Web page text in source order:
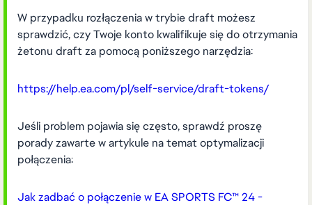
W przypadku rozłączenia w trybie draft możesz
sprawdzić, czy Twoje konto kwalifikuje się do otrzymania
żetonu draft za pomocą poniższego narzędzia:
https://help.ea.com/pl/self-service/draft-tokens/
Jeśli problem pojawia się często, sprawdź proszę
porady zawarte w artykule na temat optymalizacji
połączenia:
Jak zadbać o połączenie w EA SPORTS FC™ 24 -